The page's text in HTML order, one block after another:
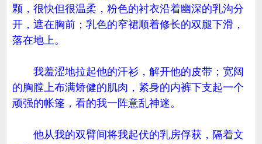
颗，很快但很温柔，粉色的衬衣沿着幽深的乳沟分
开，遮在胸前；乳色的窄裙顺着修长的双腿下滑，
落在地上。
我羞涩地拉起他的汗衫，解开他的皮带；宽阔
的胸膛上布满矫健的肌肉，紧身的内裤下支起一个
顽强的帐篷，看的我一阵意乱神迷。
他从我的双臂间将我起伏的乳房俘获，隔着文